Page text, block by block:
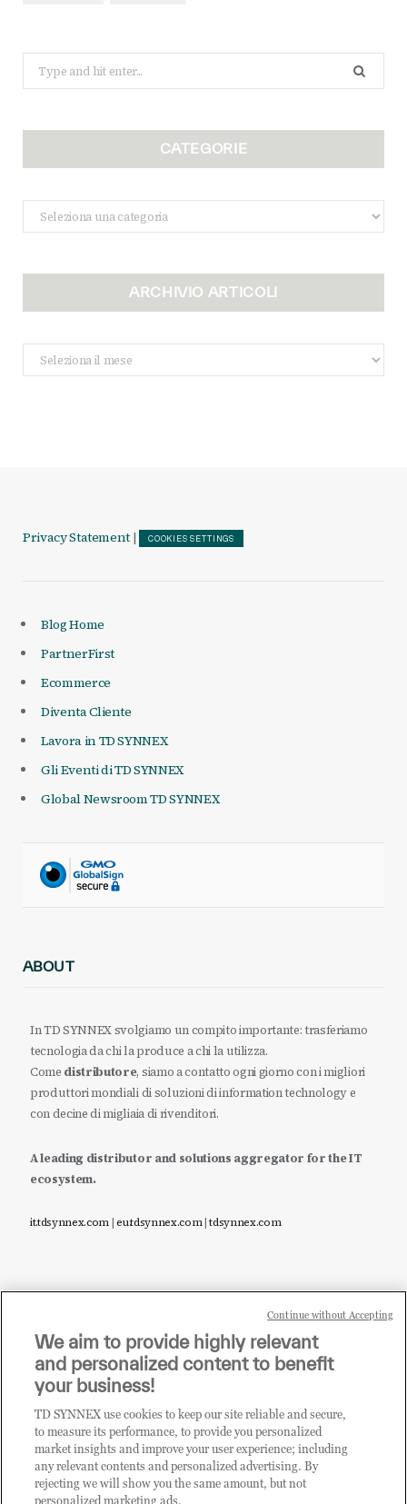
for:
CATEGORIE
Categorie
ARCHIVIO ARTICOLI
Archivio
Articoli
Privacy Statement | COOKIES SETTINGS
Blog Home
PartnerFirst
Ecommerce
Diventa Cliente
Lavora in TD SYNNEX
Gli Eventi di TD SYNNEX
Global Newsroom TD SYNNEX
ABOUT
In TD SYNNEX svolgiamo un compito importante: trasferiamo
tecnologia da chi la produce a chi la utilizza.
Come distributore, siamo a contatto ogni giorno con i migliori
produttori mondiali di soluzioni di information technology e
con decine di migliaia di rivenditori.
A leading distributor and solutions aggregator for the IT
ecosystem.
it.tdsynnex.com|eu.tdsynnex.com|tdsynnex.com
Sei un rivenditore di tecnologia e desideri acquistare
i prodotti o le soluzioni trattate sul blog?
CLICCA QUI E DIVENTA
CLIENTE TD SYNNEX
We aim to provide highly relevant
and personalized content to benefit
your business!
TD SYNNEX use cookies to keep our site reliable and secure,
to measure its performance, to provide you personalized
market insights and improve your user experience; including
any relevant contents and personalized advertising. By
rejecting we will show you the same amount, but not
personalized marketing ads.
Continue without Accepting